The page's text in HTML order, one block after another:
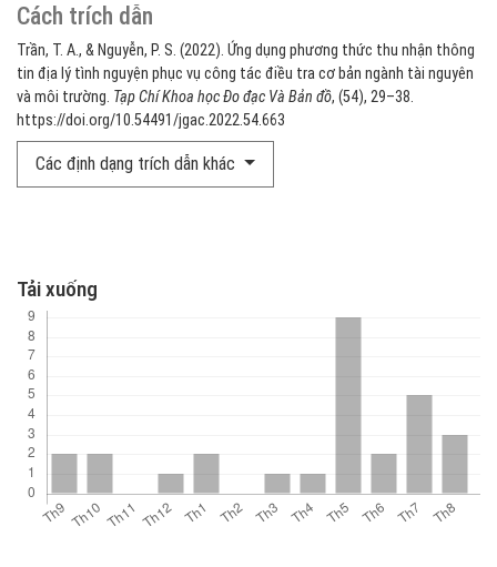
Cách trích dẫn
Trần, T. A., & Nguyễn, P. S. (2022). Ứng dụng phương thức thu nhận thông
tin địa lý tình nguyện phục vụ công tác điều tra cơ bản ngành tài nguyên
và môi trường. Tạp Chí Khoa học Đo đạc Và Bản đồ, (54), 29–38.
https://doi.org/10.54491/jgac.2022.54.663
Các định dạng trích dẫn khác
Tải xuống